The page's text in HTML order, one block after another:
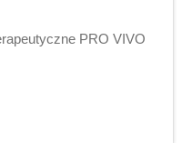
PRO VIVO